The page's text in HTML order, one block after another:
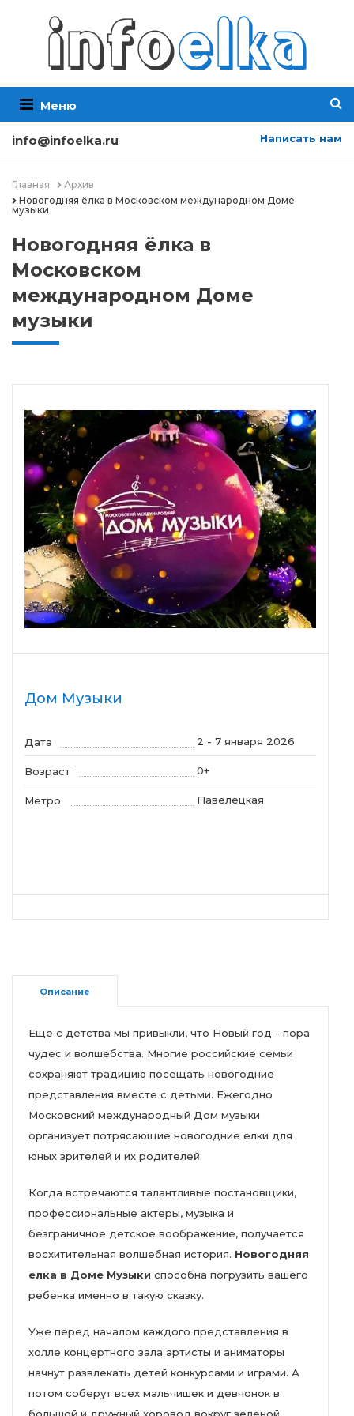
Меню
info@infoelka.ru Написать нам
Главная
Архив
Новогодняя ёлка в Московском международном Доме
музыки
Новогодняя ёлка в
Московском
международном Доме
музыки
Дом Музыки
Дата 2 - 7 января 2026
Возраст 0+
Метро Павелецкая
Описание
Еще с детства мы привыкли, что Новый год - пора
чудес и волшебства. Многие российские семьи
сохраняют традицию посещать новогодние
представления вместе с детьми. Ежегодно
Московский международный Дом музыки
организует потрясающие новогодние елки для
юных зрителей и их родителей.
Когда встречаются талантливые постановщики,
профессиональные актеры, музыка и
безграничное детское воображение, получается
восхитительная волшебная история. Новогодняя
елка в Доме Музыки способна погрузить вашего
ребенка именно в такую сказку.
Уже перед началом каждого представления в
холле концертного зала артисты и аниматоры
начнут развлекать детей конкурсами и играми. А
потом соберут всех мальчишек и девчонок в